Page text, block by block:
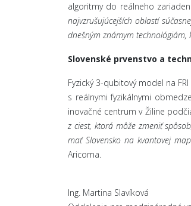
algoritmy do reálneho
najvzrušujúcejších oblastí
dnešným známym
Slovenské prvenstvo a
Fyzický 3-qubitový model na
s reálnymi fyzikálnymi
inovačné centrum v Žiline
z ciest, ktorá môže zmeniť
mať Slovensko na kvantovej
Aricoma.
Ing. Martina Slavíková